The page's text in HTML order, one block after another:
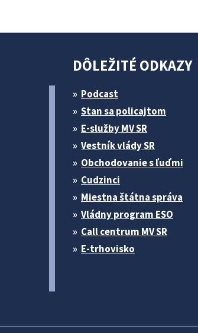
DÔLEŽITÉ ODKAZY
Podcast
Stan sa policajtom
E-služby MV SR
Vestník vlády SR
Obchodovanie s ľuďmi
Cudzinci
Miestna štátna správa
Vládny program ESO
Call centrum MV SR
E-trhovisko